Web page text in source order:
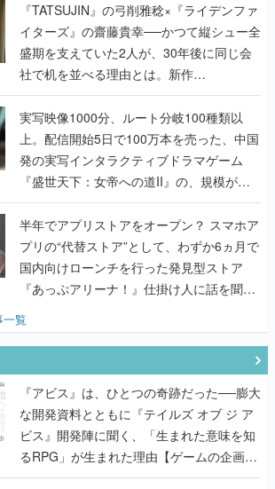
く
『TATSUJIN』の弓削雅稔×『ライデンファ
イターズ』の齋藤貴幸──かつて縦シュー全
盛期を支えていた2人が、30年後に同じ会
社で机を並べる理由とは。新作
『TATSUJIN EXTREME』で初タッグを組
んだレジェンド2人に訊く開発秘話
実写映像1000分、ルート分岐100種類以
上。配信開始5日で100万本を売った、中国
発の実写インタラクティブドラマゲーム
『盛世天下：女帝への道II』の、規模が違
うこだわりをプロデューサーに聞いた
半年でアプリストアをオープン？ スマホア
プリの“代替ストア”として、わずか6ヵ月で
国内向けローンチを行った発見型ストア
『あっぷアリーナ！』仕掛け人に話を聞い
覧
『アビス』は、ひとつの奇跡だった──膨大
な開発資料とともに『テイルズ オブ ジ ア
ビス』開発陣に聞く、「生まれた意味を知
るRPG」が生まれた理由【ゲームの企画
書】